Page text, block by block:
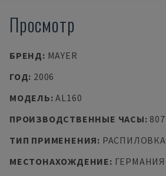
Просмотр
БРЕНД: MAYER
ГОД: 2006
МОДЕЛЬ:AL160
ПРОИЗВОДСТВЕННЫЕ ЧАСЫ:
ТИП ПРИМЕНЕНИЯ:
МЕСТОНАХОЖДЕНИЕ: ГЕРМАНИЯ